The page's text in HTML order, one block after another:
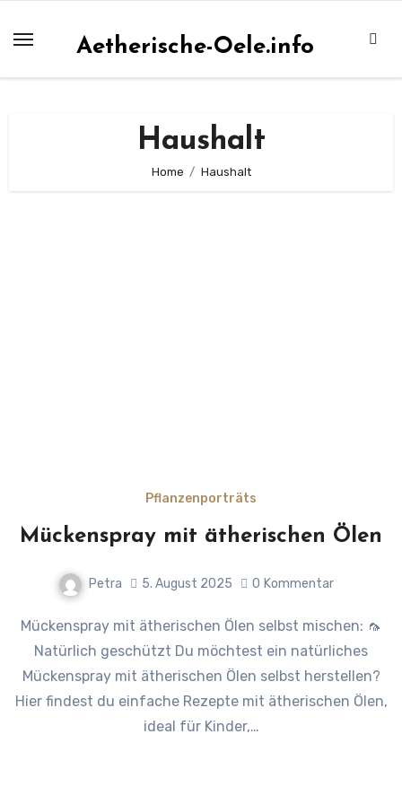
Inhalt
Aetherische-Oele.info
Haushalt
Home Haushalt
Pflanzenporträts
Mückenspray mit ätherischen Ölen
Petra 5. August 2025 0 Kommentar
Mückenspray mit ätherischen Ölen selbst mischen: 🦟
Natürlich geschützt Du möchtest ein natürliches
Mückenspray mit ätherischen Ölen selbst herstellen?
Hier findest du einfache Rezepte mit ätherischen Ölen,
ideal für Kinder,…